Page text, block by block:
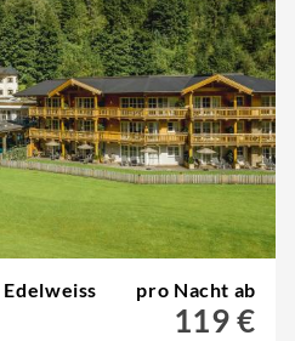
pro Nacht ab
119 €